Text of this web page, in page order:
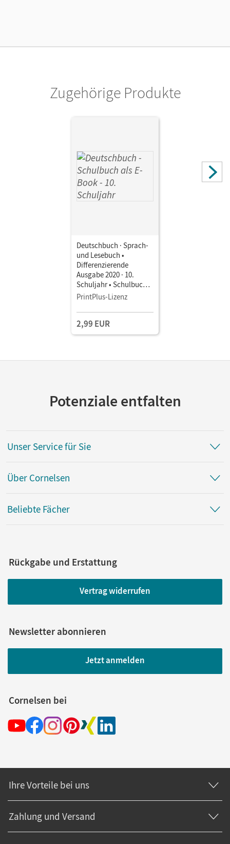
Zugehörige Produkte
Deutschbuch · Sprach-
und Lesebuch •
Differenzierende
Ausgabe 2020 · 10.
Schuljahr • Schulbuch
als E-Book Mit Medien
PrintPlus-Lizenz
2,99 EUR
Potenziale entfalten
Unser Service für Sie
Über Cornelsen
Beliebte Fächer
Rückgabe und Erstattung
Vertrag widerrufen
Newsletter abonnieren
Jetzt anmelden
Cornelsen bei
Ihre Vorteile bei uns
Zahlung und Versand